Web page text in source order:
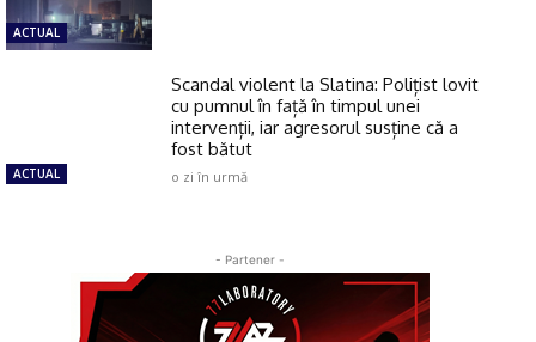
ACTUAL
ACTUAL
Scandal violent la Slatina: Polițist lovit
cu pumnul în față în timpul unei
intervenții, iar agresorul susține că a
fost bătut
o zi în urmă
- Partener -